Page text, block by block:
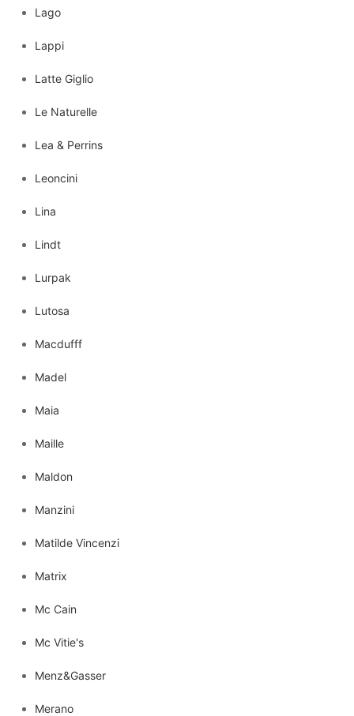
Lago
Lappi
Latte Giglio
Le Naturelle
Lea & Perrins
Leoncini
Lina
Lindt
Lurpak
Lutosa
Macdufff
Madel
Maia
Maille
Maldon
Manzini
Matilde Vincenzi
Matrix
Mc Cain
Mc Vitie's
Menz&Gasser
Merano